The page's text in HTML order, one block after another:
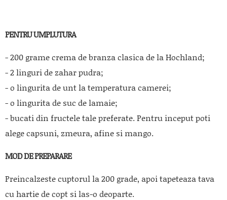
PENTRU UMPLUTURA
- 200 grame crema de branza clasica de la Hochland;
- 2 linguri de zahar pudra;
- o lingurita de unt la temperatura camerei;
- o lingurita de suc de lamaie;
- bucati din fructele tale preferate. Pentru inceput poti
alege capsuni, zmeura, afine si mango.
MOD DE PREPARARE
Preincalzeste cuptorul la 200 grade, apoi tapeteaza tava
cu hartie de copt si las-o deoparte.